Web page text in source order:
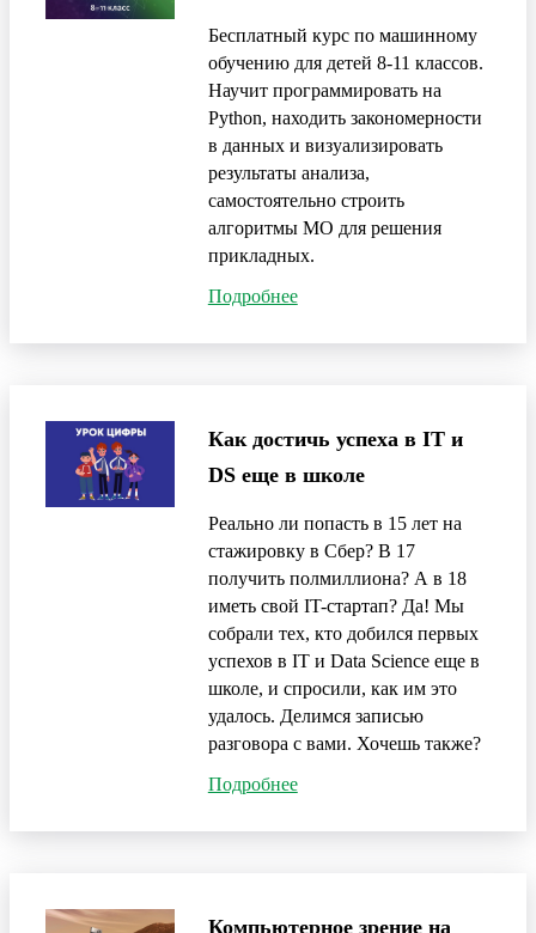
Бесплатный курс по машинному
обучению для детей 8-11 классов.
Научит программировать на
Python, находить закономерности
в данных и визуализировать
результаты анализа,
самостоятельно строить
алгоритмы MO для решения
прикладных.
Подробнее
Как достичь успеха в IT и
DS еще в школе
Реально ли попасть в 15 лет на
стажировку в Сбер? В 17
получить полмиллиона? А в 18
иметь свой IT-стартап? Да! Мы
собрали тех, кто добился первых
успехов в IT и Data Science еще в
школе, и спросили, как им это
удалось. Делимся записью
разговора с вами. Хочешь также?
Подробнее
Компьютерное зрение на